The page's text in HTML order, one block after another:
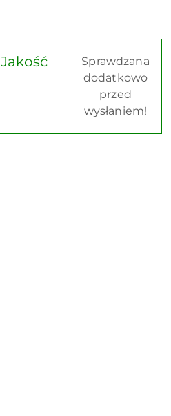
Jakość
Sprawdzana
dodatkowo
przed
wysłaniem!